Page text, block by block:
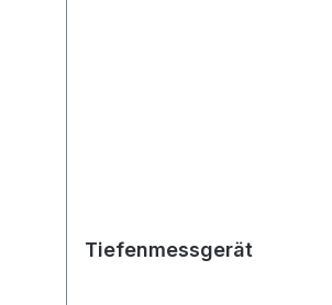
Tiefenmessgerät